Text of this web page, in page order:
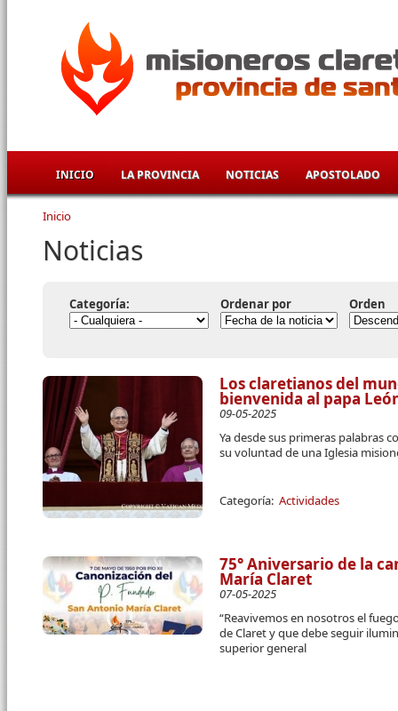
INICIO LA PROVINCIA NOTICIAS APOSTOLADO
Se encuentra usted aquí
Inicio
Noticias
Categoría: Ordenar por Orden
Los claretianos del
bienvenida al papa
09-05-2025
Ya desde sus primeras palabras
su voluntad de una Iglesia
Categoría: Actividades
75° Aniversario de la
María Claret
07-05-2025
“Reavivemos en nosotros el
de Claret y que debe seguir
superior general